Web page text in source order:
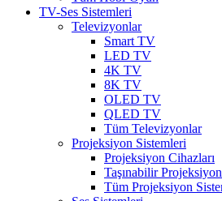
TV-Ses Sistemleri
Televizyonlar
Smart TV
LED TV
4K TV
8K TV
OLED TV
QLED TV
Tüm Televizyonlar
Projeksiyon Sistemleri
Projeksiyon Cihazları
Taşınabilir
Tüm Projeksiyon